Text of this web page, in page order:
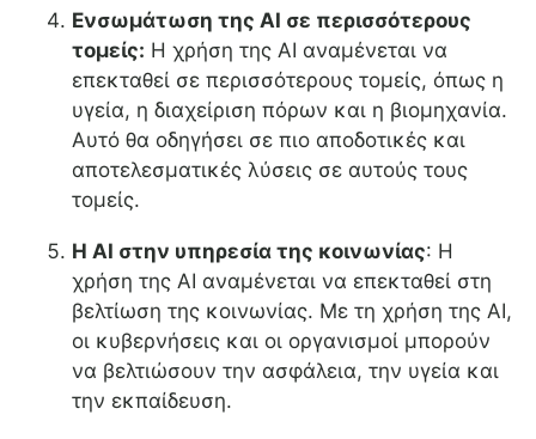
Ενσωμάτωση της AI σε περισσότερους
τομείς: Η χρήση της AI αναμένεται να
επεκταθεί σε περισσότερους τομείς, όπως η
υγεία, η διαχείριση πόρων και η βιομηχανία.
Αυτό θα οδηγήσει σε πιο αποδοτικές και
αποτελεσματικές λύσεις σε αυτούς τους
τομείς.
Η AI στην υπηρεσία της κοινωνίας: Η
χρήση της AI αναμένεται να επεκταθεί στη
βελτίωση της κοινωνίας. Με τη χρήση της AI,
οι κυβερνήσεις και οι οργανισμοί μπορούν
να βελτιώσουν την ασφάλεια, την υγεία και
την εκπαίδευση.